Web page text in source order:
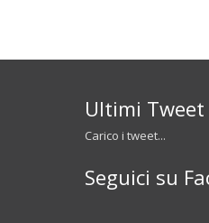
Ultimi Tweet
Carico i tweet...
Seguici su